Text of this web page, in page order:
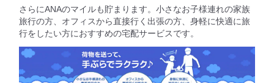
さらにANAのマイルも貯まります。小さなお子様連れの家族
旅行の方、オフィスから直接行く出張の方、身軽に快適に旅
行をしたい方におすすめの宅配サービスです。